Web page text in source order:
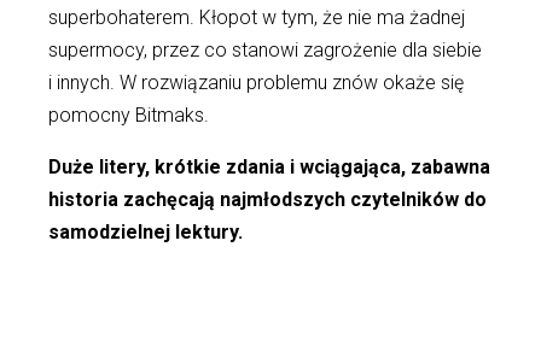
superbohaterem. Kłopot w tym, że nie ma żadnej
supermocy, przez co stanowi zagrożenie dla siebie
i innych. W rozwiązaniu problemu znów okaże się
pomocny Bitmaks.
Duże litery, krótkie zdania i wciągająca, zabawna
historia zachęcają najmłodszych czytelników do
samodzielnej lektury.